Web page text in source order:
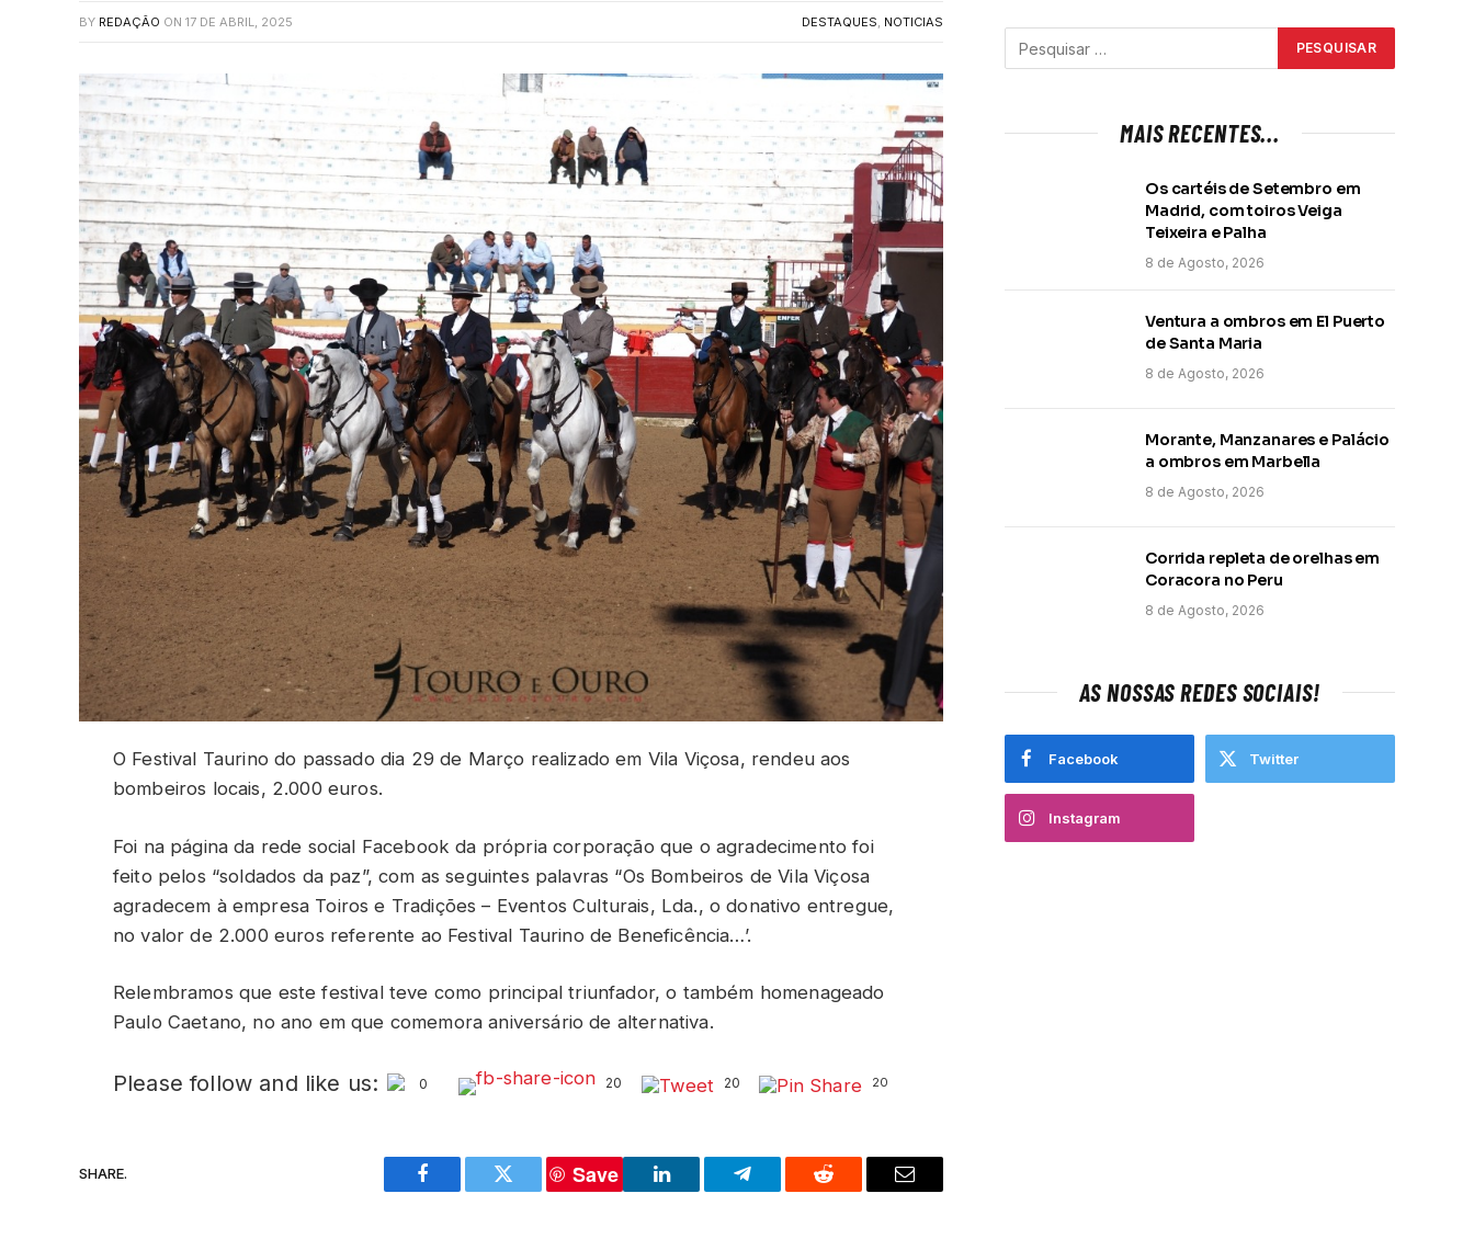
BY REDAÇÃO ON 17 DE ABRIL, 2025 DESTAQUES, NOTICIAS
O Festival Taurino do passado dia 29 de Março realizado em Vila Viçosa, rendeu aos
bombeiros locais, 2.000 euros.
Foi na página da rede social Facebook da própria corporação que o agradecimento foi
feito pelos “soldados da paz”, com as seguintes palavras “Os Bombeiros de Vila Viçosa
agradecem à empresa Toiros e Tradições – Eventos Culturais, Lda., o donativo entregue,
no valor de 2.000 euros referente ao Festival Taurino de Beneficência…’.
Relembramos que este festival teve como principal triunfador, o também homenageado
Paulo Caetano, no ano em que comemora aniversário de alternativa.
Please follow and like us: 0 20 20 20
SHARE.
Facebook Twitter
Save
LinkedIn Telegram Reddit Email
MAIS RECENTES...
Os cartéis de Setembro em
Madrid, com toiros Veiga
Teixeira e Palha
8 de Agosto, 2026
Ventura a ombros em El Puerto
de Santa Maria
8 de Agosto, 2026
Morante, Manzanares e Palácio
a ombros em Marbella
8 de Agosto, 2026
Corrida repleta de orelhas em
Coracora no Peru
8 de Agosto, 2026
AS NOSSAS REDES SOCIAIS!
Facebook Twitter
Instagram